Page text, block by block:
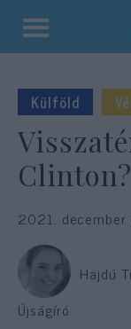
Kilépés
tartalomba
Külföld
Clinton?
2021.
Hajdú
Újságíró